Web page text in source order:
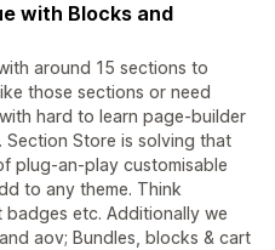
with Blocks and
around 15 sections to
those sections or need
hard to learn page-builder
Store is solving that
plug-an-play customisable
to any theme. Think
etc. Additionally we
aov; Bundles, blocks & cart